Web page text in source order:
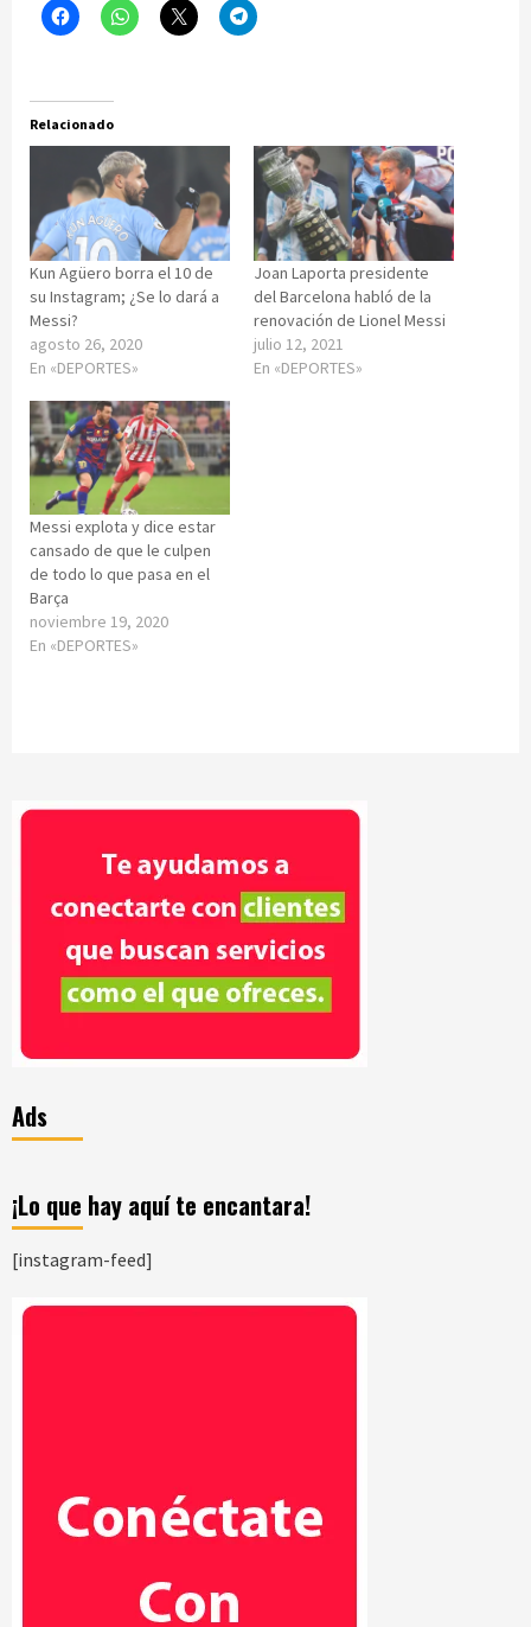
Relacionado
Kun Agüero borra el 10 de
su Instagram; ¿Se lo dará a
Messi?
agosto 26, 2020
En «DEPORTES»
Joan Laporta presidente
del Barcelona habló de la
renovación de Lionel Messi
julio 12, 2021
En «DEPORTES»
Messi explota y dice estar
cansado de que le culpen
de todo lo que pasa en el
Barça
noviembre 19, 2020
En «DEPORTES»
Ads
¡Lo que hay aquí te encantara!
[instagram-feed]